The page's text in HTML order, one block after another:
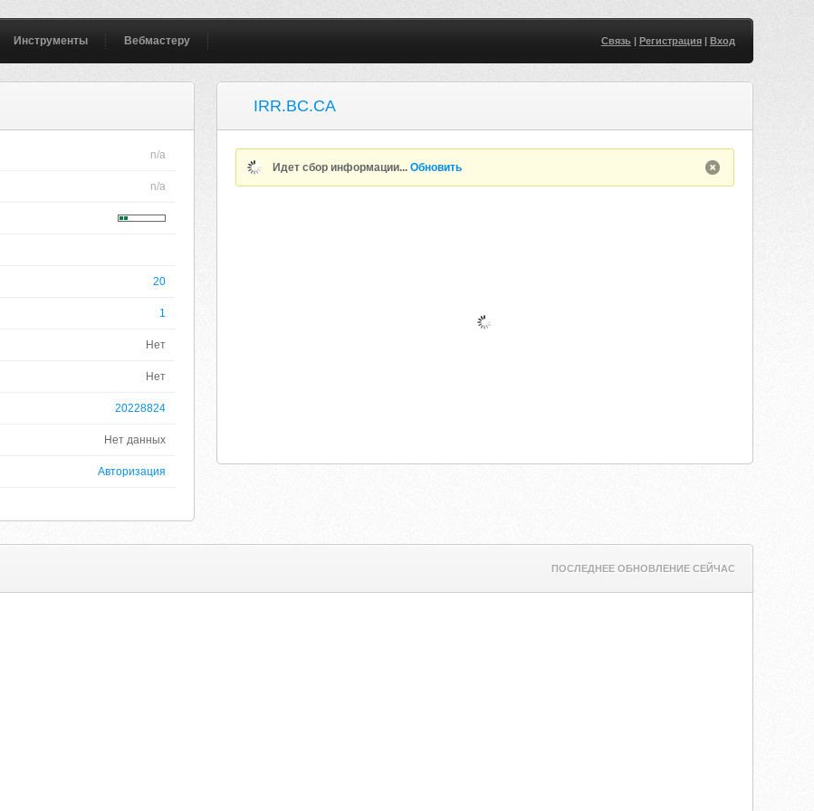
Инструменты Вебмастеру Связь| Регистрация| Вход
n/a
n/a
20
1
Нет
Нет
20228824
Нет данных
Авторизация
IRR.BC.CA
Идет сбор информации...Обновить
ПОСЛЕДНЕЕ ОБНОВЛЕНИЕ СЕЙЧАС